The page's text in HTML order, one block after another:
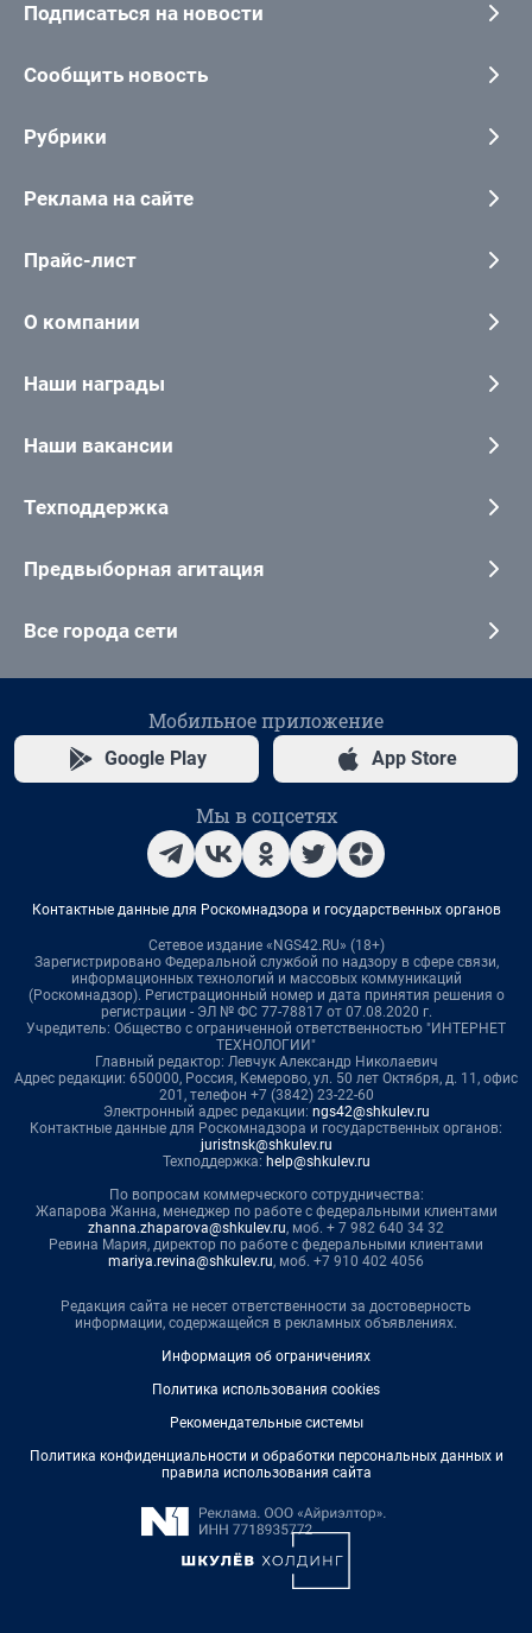
Подписаться на новости
Сообщить новость
Рубрики
Реклама на сайте
Прайс-лист
О компании
Наши награды
Наши вакансии
Техподдержка
Предвыборная агитация
Все города сети
Мобильное приложение
Google Play App Store
Мы в соцсетях
Контактные данные для Роскомнадзора и государственных органов
Сетевое издание «NGS42.RU» (18+)
Зарегистрировано Федеральной службой по надзору в сфере связи,
информационных технологий и массовых коммуникаций
(Роскомнадзор). Регистрационный номер и дата принятия решения о
регистрации - ЭЛ № ФС 77-78817 от 07.08.2020 г.
Учредитель: Общество с ограниченной ответственностью "ИНТЕРНЕТ
ТЕХНОЛОГИИ"
Главный редактор: Левчук Александр Николаевич
Адрес редакции: 650000, Россия, Кемерово, ул. 50 лет Октября, д. 11, офис
201, телефон +7 (3842) 23-22-60
Электронный адрес редакции: ngs42@shkulev.ru
Контактные данные для Роскомнадзора и государственных органов:
juristnsk@shkulev.ru
Техподдержка: help@shkulev.ru
По вопросам коммерческого сотрудничества:
Жапарова Жанна, менеджер по работе с федеральными клиентами
zhanna.zhaparova@shkulev.ru, моб. + 7 982 640 34 32
Ревина Мария, директор по работе с федеральными клиентами
mariya.revina@shkulev.ru, моб. +7 910 402 4056
Редакция сайта не несет ответственности за достоверность
информации, содержащейся в рекламных объявлениях.
Информация об ограничениях
Политика использования cookies
Рекомендательные системы
Политика конфиденциальности и обработки персональных данных и
правила использования сайта